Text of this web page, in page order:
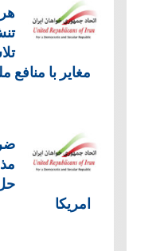
مغایر با
امریکا